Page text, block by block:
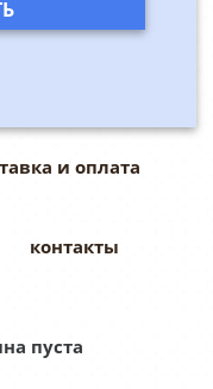
и оплата
контакты
пуста